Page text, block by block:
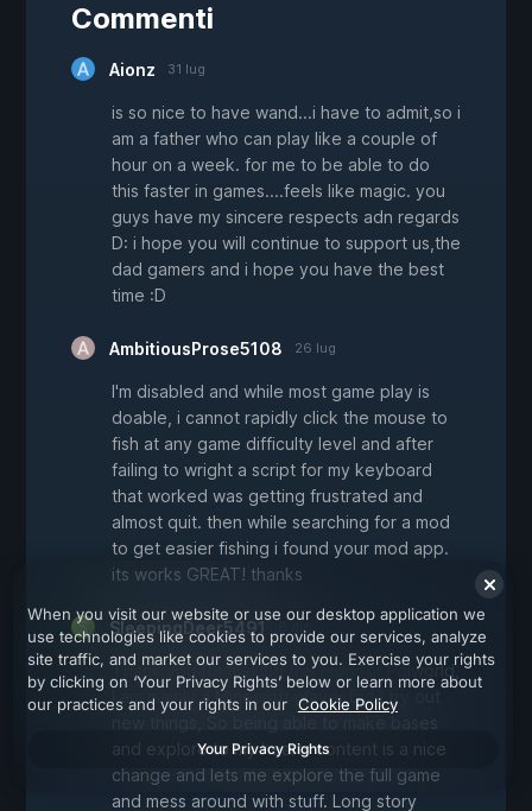
Commenti
Aionz 31 lug
is so nice to have wand...i have to admit,so i
am a father who can play like a couple of
hour on a week. for me to be able to do
this faster in games....feels like magic. you
guys have my sincere respects adn regards
D: i hope you will continue to support us,the
dad gamers and i hope you have the best
time :D
AmbitiousProse5108 26 lug
I'm disabled and while most game play is
doable, i cannot rapidly click the mouse to
fish at any game difficulty level and after
failing to wright a script for my keyboard
that worked was getting frustrated and
almost quit. then while searching for a mod
to get easier fishing i found your mod app.
its works GREAT! thanks
SleepingDeer5491 6 dic
Thank you for making this mod for Palworld,
I am mainly a Minecraft player but I try out
new things, So being able to make bases
and explore to my hearts content is a nice
change and lets me explore the full game
and mess around with stuff. Long story
When you visit our website or use our desktop application we
use technologies like cookies to provide our services, analyze
site traffic, and market our services to you. Exercise your rights
by clicking on ‘Your Privacy Rights’ below or learn more about
our practices and your rights in our Cookie Policy
Your Privacy Rights